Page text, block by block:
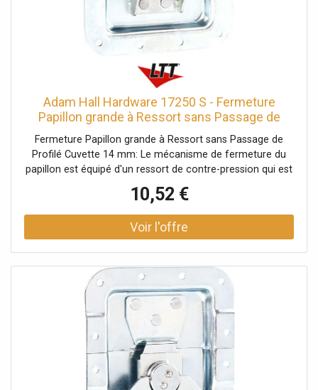
Adam Hall Hardware 17250 S - Fermeture
Papillon grande à Ressort sans Passage de
Profilé Cuvette - Serrures
Fermeture Papillon grande à Ressort sans Passage de
Profilé Cuvette 14 mm: Le mécanisme de fermeture du
papillon est équipé d'un ressort de contre-pression qui est
automatiquement guidé vers l'extérieur dans sa position
d'ouverture d'environ 30º. En cas d'exigences
supplémentaires, le crochet de verrouillage peut
également être déplacé vers l'extérieur. Données
galvanisé, Ø trous de fixation: 5,1 mm, Verrouillable: Non,
Type cuvette: non cranté, Taille cuvette: grand,
Profondeur cuvette: 14 mm, Protection par rivets: Non,
avec passage de profilé: Oui, Fonction Push-Flat: Non,
Poids: 0,46 kg
10,52 €